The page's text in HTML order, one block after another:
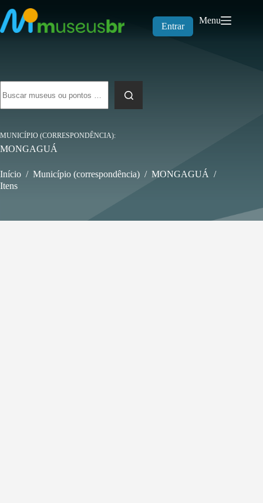
para
o
conteúdo
Entrar
Menu
resultados
MUNICÍPIO (CORRESPONDÊNCIA)
MONGAGUÁ
Início / Município (correspondência) / MONGAGUÁ /
Itens